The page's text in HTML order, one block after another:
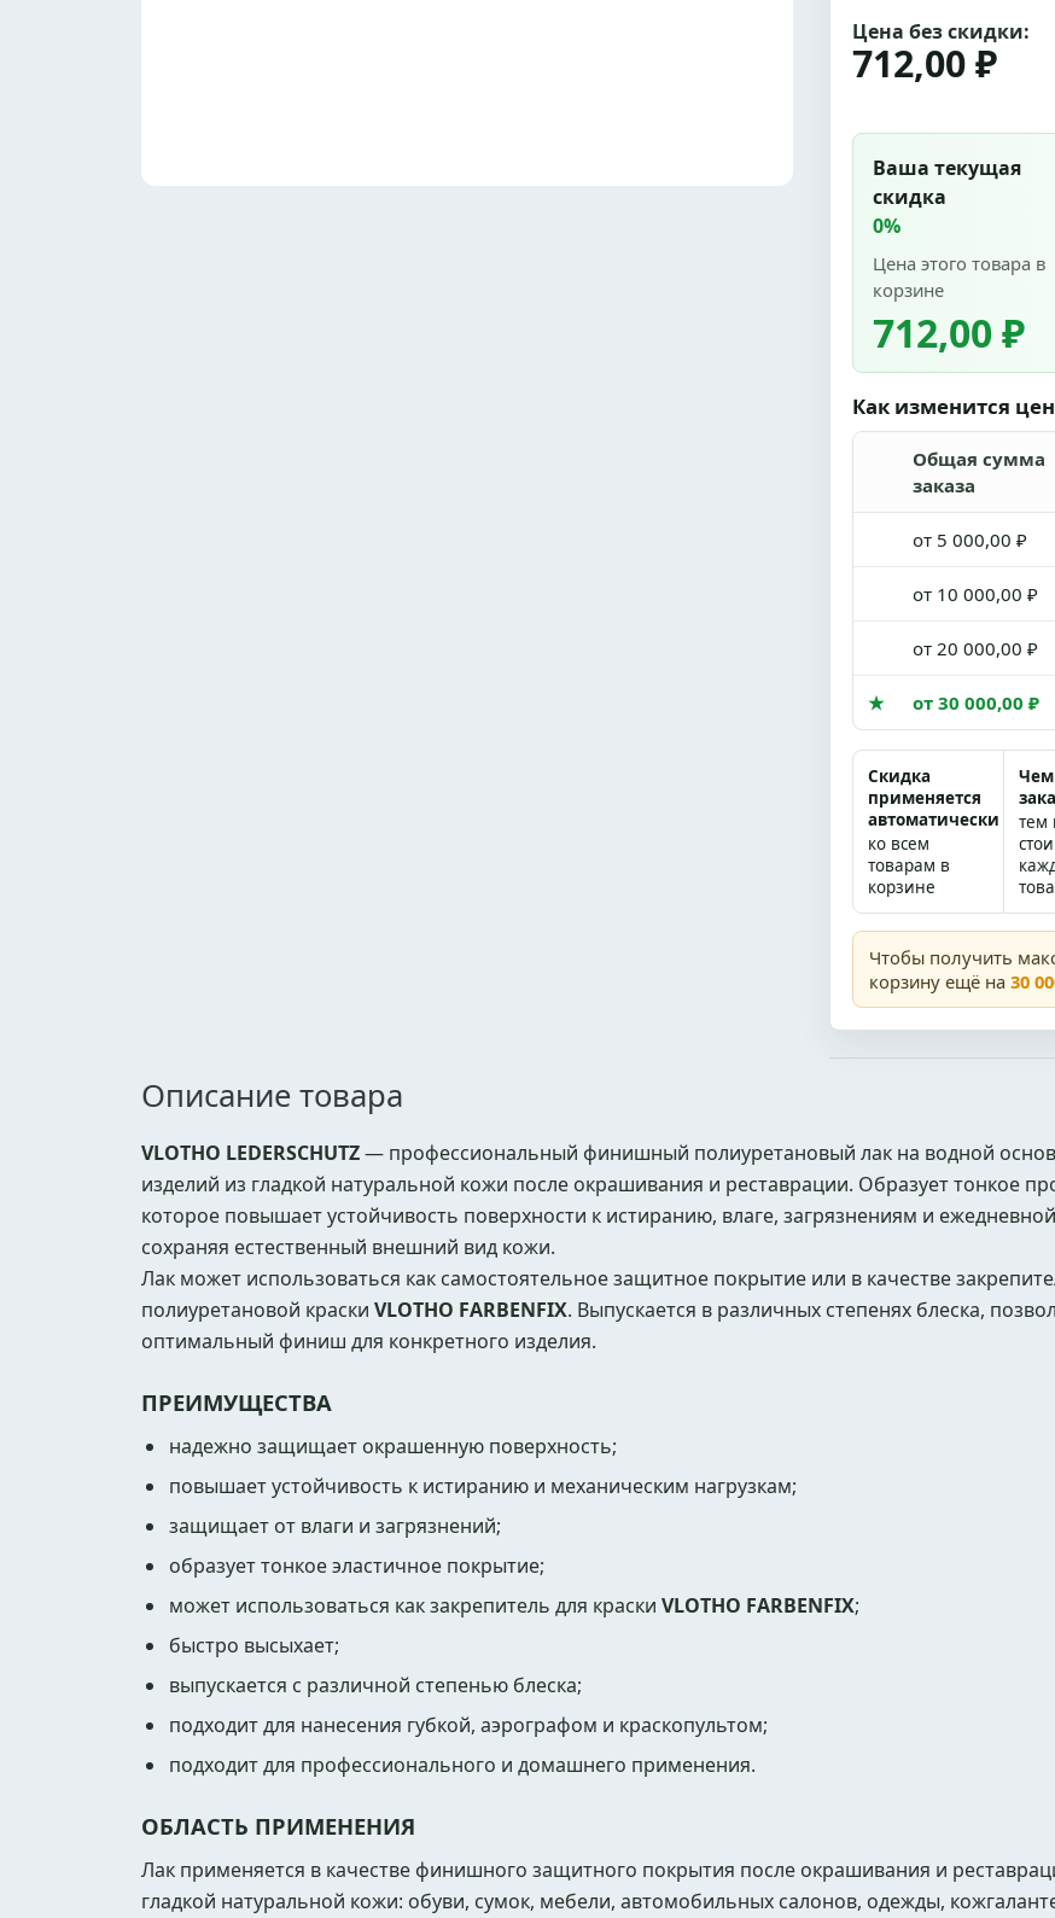
Цена без скидки:
712,00 ₽
Ваша текущая
скидка
0%
Цена этого товара в
корзине
712,00 ₽
Как изменится
Общая сумма
заказа
от 5 000,00 ₽
от 10 000,00 ₽
от 20 000,00 ₽
★ от 30 000,00 ₽
Скидка
применяется
автоматически
ко всем
товарам в
корзине
тем
Чтобы получить
корзину ещё на 30
Описание товара
VLOTHO LEDERSCHUTZ— профессиональный финишный полиуретановый лак на водной
изделий из гладкой натуральной кожи после окрашивания и реставрации. Образует тонкое
которое повышает устойчивость поверхности к истиранию, влаге, загрязнениям и
сохраняя естественный внешний вид кожи.
Лак может использоваться как самостоятельное защитное покрытие или в качестве
полиуретановой краски VLOTHO FARBENFIX. Выпускается в различных степенях блеска,
оптимальный финиш для конкретного изделия.
ПРЕИМУЩЕСТВА
надежно защищает окрашенную поверхность;
повышает устойчивость к истиранию и механическим нагрузкам;
защищает от влаги и загрязнений;
образует тонкое эластичное покрытие;
может использоваться как закрепитель для краскиVLOTHO FARBENFIX;
быстро высыхает;
выпускается с различной степенью блеска;
подходит для нанесения губкой, аэрографом и краскопультом;
подходит для профессионального и домашнего применения.
ОБЛАСТЬ ПРИМЕНЕНИЯ
Лак применяется в качестве финишного защитного покрытия после окрашивания и
гладкой натуральной кожи: обуви, сумок, мебели, автомобильных салонов, одежды,